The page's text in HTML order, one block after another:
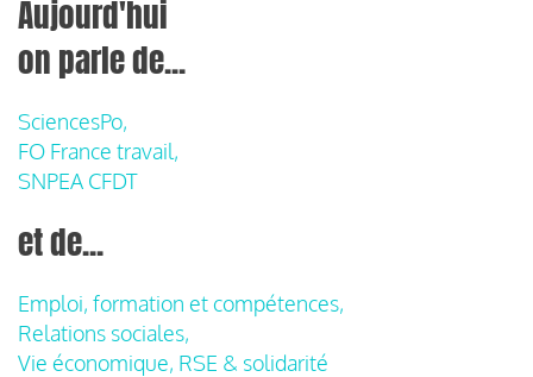
Aujourd'hui
on parle de...
SciencesPo,
FO France travail,
SNPEA CFDT
et de...
Emploi, formation et compétences,
Relations sociales,
Vie économique, RSE & solidarité